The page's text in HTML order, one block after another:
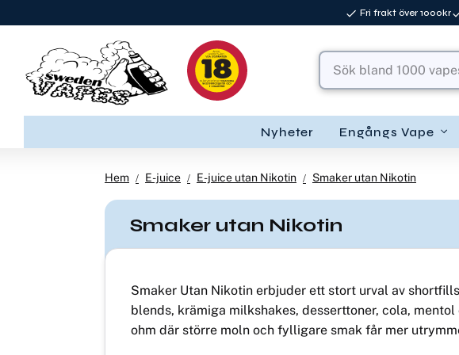
Fri frakt över 1000kr
Nyheter Engångs Vape
Hem E-juice E-juice utan Nikotin Smaker utan Nikotin
Smaker utan Nikotin
Smaker Utan Nikotin erbjuder ett stort urval av
blends, krämiga milkshakes, desserttoner, cola,
ohm där större moln och fylligare smak får mer